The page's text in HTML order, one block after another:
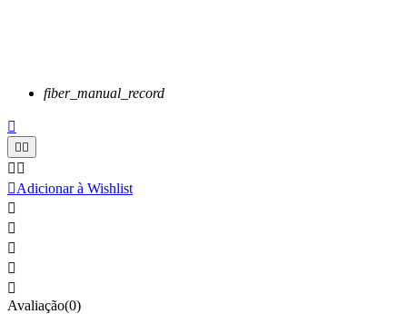
fiber_manual_record

 
 
Adicionar à Wishlist





Avaliação(0)